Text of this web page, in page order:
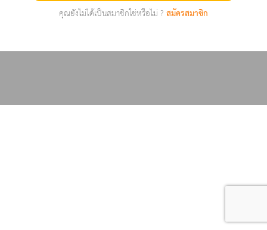
คุณยังไม่ได้เป็นสมาชิกใช่หรือไม่ ?สมัครสมาชิก